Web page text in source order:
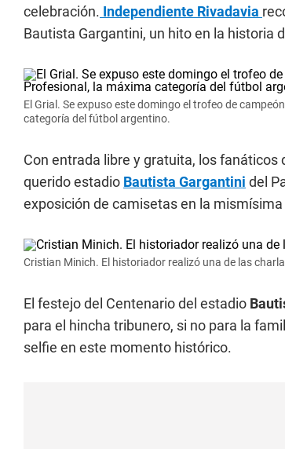
celebración. Independiente Rivadavia
Bautista Gargantini, un hito en la historia
El Grial. Se expuso este domingo el trofeo de
categoría del fútbol argentino.
Con entrada libre y gratuita, los fanáticos
querido estadio Bautista Gargantini del
exposición de camisetas en la mismísima
Cristian Minich. El historiador realizó una de las
El festejo del Centenario del estadio
para el hincha tribunero, si no para la
selfie en este momento histórico.